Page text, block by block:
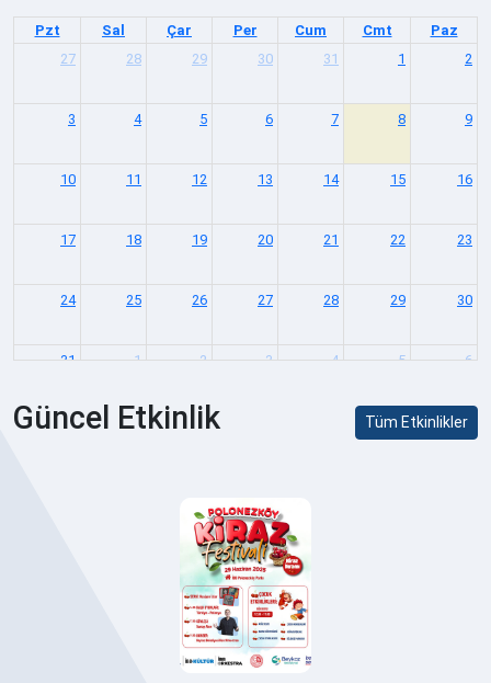
Pzt Sal Çar Per Cum Cmt
Paz
27
28 29 30 31 1 2
3 4 5 6 7 8 9
10 11 12 13 14 15 16
17 18 19 20 21 22 23
24 25 26 27 28 29 30
31 1 2 3 4 5 6
Güncel Etkinlik Tüm Etkinlikler